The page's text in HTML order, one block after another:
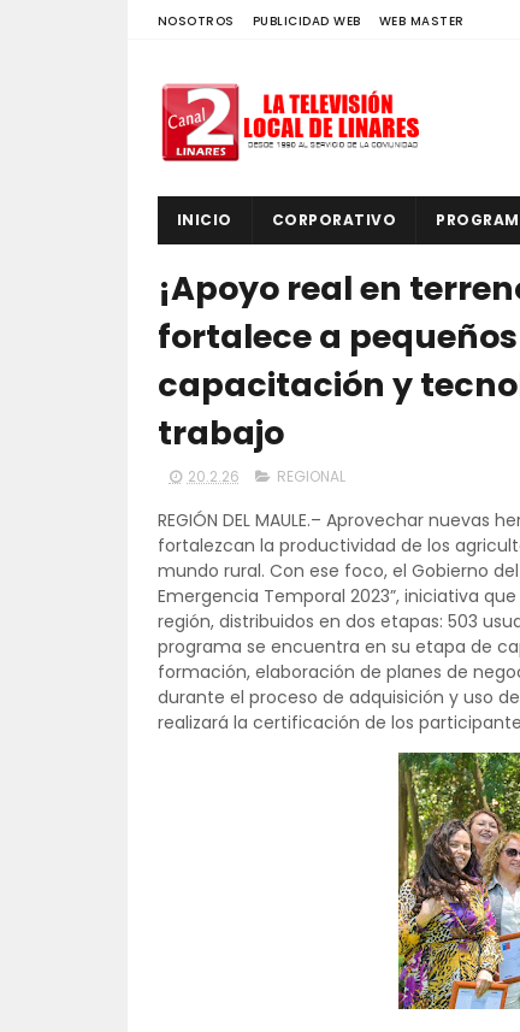
NOSOTROS PUBLICIDAD WEB WEB MASTER
INICIO CORPORATIVO
¡Apoyo real en
fortalece a
capacitación y
trabajo
20.2.26 REGIONAL
REGIÓN DEL MAULE.– Aprovechar
fortalezcan la productividad de los
mundo rural. Con ese foco, el Gobierno
Emergencia Temporal 2023”, iniciativa
región, distribuidos en dos etapas: 503
programa se encuentra en su etapa de
formación, elaboración de planes de
durante el proceso de adquisición y uso
realizará la certificación de los